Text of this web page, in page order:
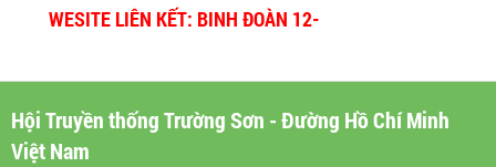
WESITE LIÊN KẾT: BINH ĐOÀN 12-
Hội Truyền thống Trường Sơn - Đường Hồ Chí Minh
Việt Nam